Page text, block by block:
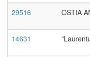
29516
OSTIA
14631